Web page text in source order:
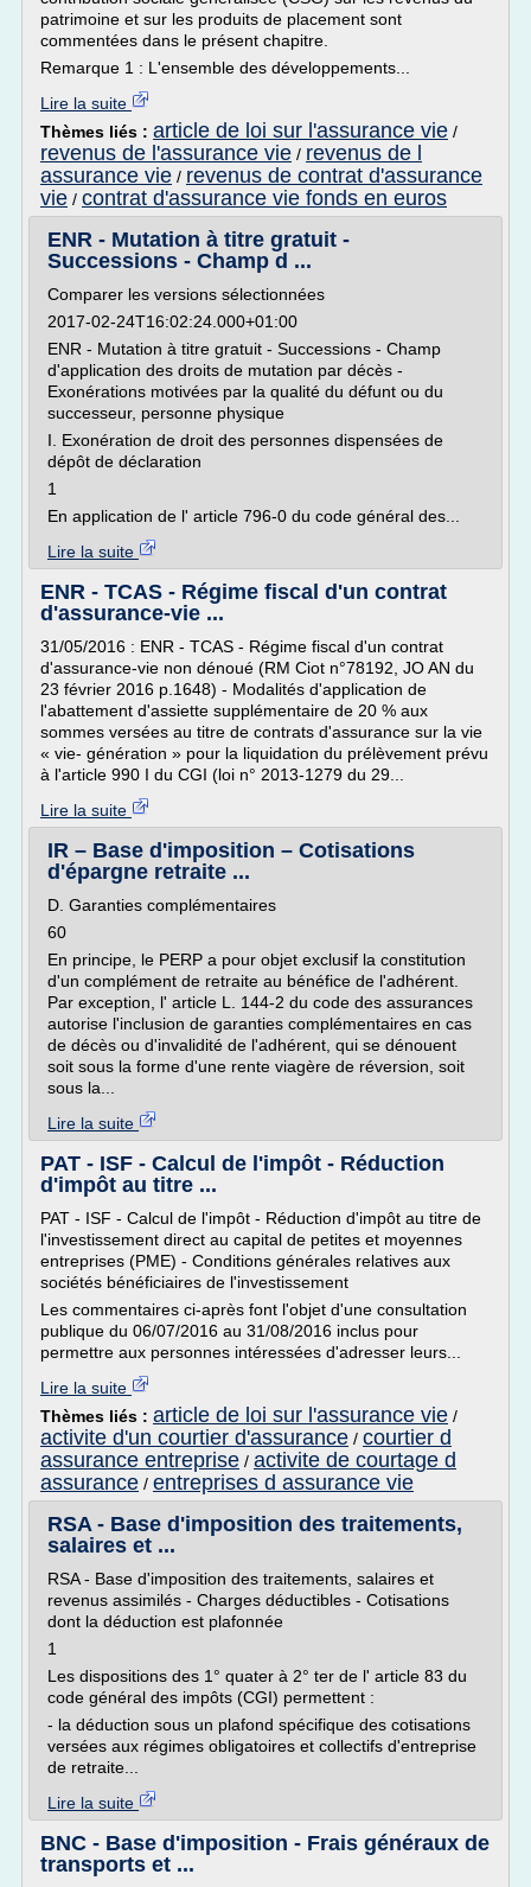
patrimoine et sur les produits de placement sont
commentées dans le présent chapitre.
Remarque 1 : L'ensemble des développements...
Lire la suite
Thèmes liés : article de loi sur l'assurance vie /
revenus de l'assurance vie / revenus de l
assurance vie / revenus de contrat d'assurance
vie / contrat d'assurance vie fonds en euros
ENR - Mutation à titre gratuit -
Successions - Champ d ...
Comparer les versions sélectionnées
2017-02-24T16:02:24.000+01:00
ENR - Mutation à titre gratuit - Successions - Champ
d'application des droits de mutation par décès -
Exonérations motivées par la qualité du défunt ou du
successeur, personne physique
I. Exonération de droit des personnes dispensées de
dépôt de déclaration
1
En application de l' article 796-0 du code général des...
Lire la suite
ENR - TCAS - Régime fiscal d'un contrat
d'assurance-vie ...
31/05/2016 : ENR - TCAS - Régime fiscal d'un contrat
d'assurance-vie non dénoué (RM Ciot n°78192, JO AN du
23 février 2016 p.1648) - Modalités d'application de
l'abattement d'assiette supplémentaire de 20 % aux
sommes versées au titre de contrats d'assurance sur la vie
« vie- génération » pour la liquidation du prélèvement prévu
à l'article 990 I du CGI (loi n° 2013-1279 du 29...
Lire la suite
IR – Base d'imposition – Cotisations
d'épargne retraite ...
D. Garanties complémentaires
60
En principe, le PERP a pour objet exclusif la constitution
d'un complément de retraite au bénéfice de l'adhérent.
Par exception, l' article L. 144-2 du code des assurances
autorise l'inclusion de garanties complémentaires en cas
de décès ou d'invalidité de l'adhérent, qui se dénouent
soit sous la forme d'une rente viagère de réversion, soit
sous la...
Lire la suite
PAT - ISF - Calcul de l'impôt - Réduction
d'impôt au titre ...
PAT - ISF - Calcul de l'impôt - Réduction d'impôt au titre de
l'investissement direct au capital de petites et moyennes
entreprises (PME) - Conditions générales relatives aux
sociétés bénéficiaires de l'investissement
Les commentaires ci-après font l'objet d'une consultation
publique du 06/07/2016 au 31/08/2016 inclus pour
permettre aux personnes intéressées d'adresser leurs...
Lire la suite
Thèmes liés : article de loi sur l'assurance vie /
activite d'un courtier d'assurance / courtier d
assurance entreprise / activite de courtage d
assurance / entreprises d assurance vie
RSA - Base d'imposition des traitements,
salaires et ...
RSA - Base d'imposition des traitements, salaires et
revenus assimilés - Charges déductibles - Cotisations
dont la déduction est plafonnée
1
Les dispositions des 1° quater à 2° ter de l' article 83 du
code général des impôts (CGI) permettent :
- la déduction sous un plafond spécifique des cotisations
versées aux régimes obligatoires et collectifs d'entreprise
de retraite...
Lire la suite
BNC - Base d'imposition - Frais généraux de
transports et ...